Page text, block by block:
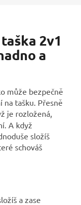
2v1
a
může bezpečně
na tašku. Přesně
je rozložená,
A když
složíš
schováš
a zase